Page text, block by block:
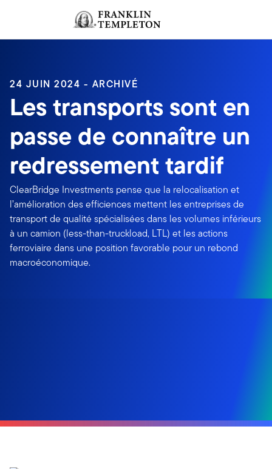
Header menu toggle
Ouverture de session
24 JUIN 2024 - ARCHIVÉ
Les transports sont en
passe de connaître un
redressement tardif
ClearBridge Investments pense que la relocalisation et
l’amélioration des efficiences mettent les entreprises de
transport de qualité spécialisées dans les volumes inférieurs
à un camion (less-than-truckload, LTL) et les actions
ferroviaire dans une position favorable pour un rebond
macroéconomique.